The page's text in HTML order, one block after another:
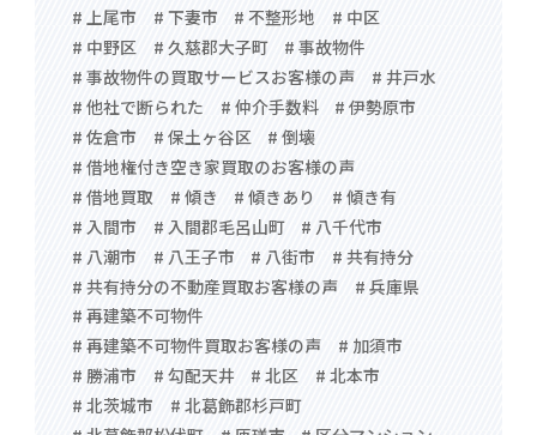
# 上尾市
# 下妻市 # 不整形地
# 中区
# 中野区
# 久慈郡大子町
# 事故物件
# 事故物件の買取サービスお客様の声
# 井戸水
# 他社で断られた
# 仲介手数料
# 伊勢原市
# 佐倉市
# 保土ヶ谷区
# 倒壊
# 借地権付き空き家買取のお客様の声
# 借地買取
# 傾き # 傾きあり
# 傾き有
# 入間市
# 入間郡毛呂山町
# 八千代市
# 八潮市
# 八王子市 # 八街市
# 共有持分
# 共有持分の不動産買取お客様の声
# 兵庫県
# 再建築不可物件
# 再建築不可物件買取お客様の声
# 加須市
# 勝浦市
# 勾配天井 # 北区
# 北本市
# 北茨城市
# 北葛飾郡杉戸町